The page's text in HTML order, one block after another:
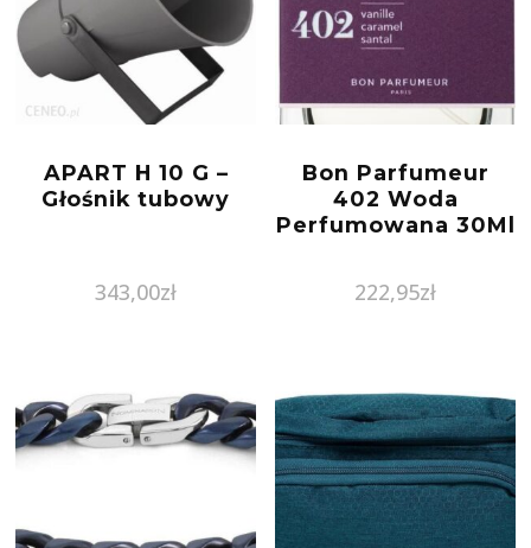
APART H 10 G –
Głośnik tubowy
343,00zł
Bon Parfumeur
402 Woda
Perfumowana 30Ml
222,95zł